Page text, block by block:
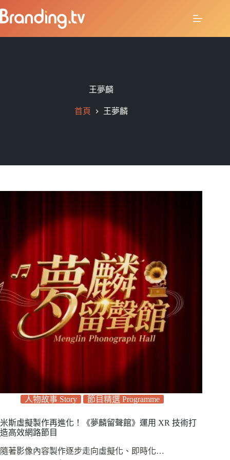
王夢麟
首頁 王夢麟
人物故事 Story 節目精選 Programme
米斯虛擬製作再進化！《夢麟留聲館》運用 XR 技術打
造高效網路節目
隨著影像內容製作逐步走向虛擬化、即時化…